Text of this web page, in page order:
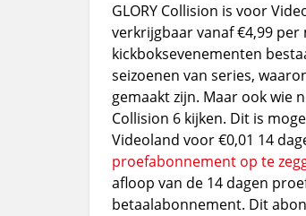
GLORY Collision is voor
verkrijgbaar vanaf €4,99 per
kickboksevenementen
seizoenen van series,
gemaakt zijn. Maar ook wie
Collision 6 kijken. Dit is
Videoland voor €0,01 14
proefabonnement op te
afloop van de 14 dagen
betaalabonnement. Dit